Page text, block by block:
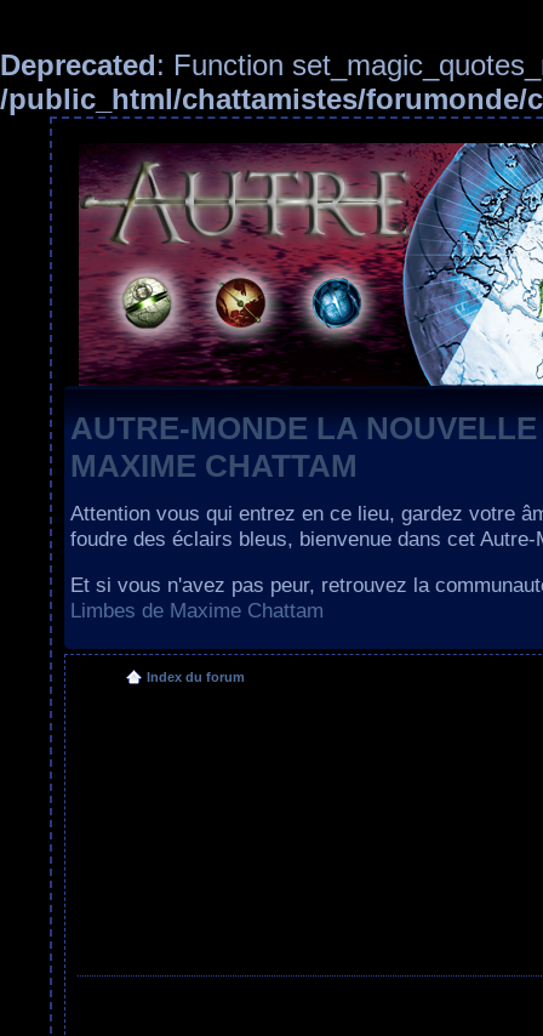
Deprecated: Function
/public_html/chattamistes/forumonde/
AUTRE-MONDE LA
MAXIME CHATTAM
Attention vous qui entrez en ce lieu, gardez votre
foudre des éclairs bleus, bienvenue dans cet Autre-
Et si vous n'avez pas peur, retrouvez la
Limbes de Maxime Chattam
Index du forum